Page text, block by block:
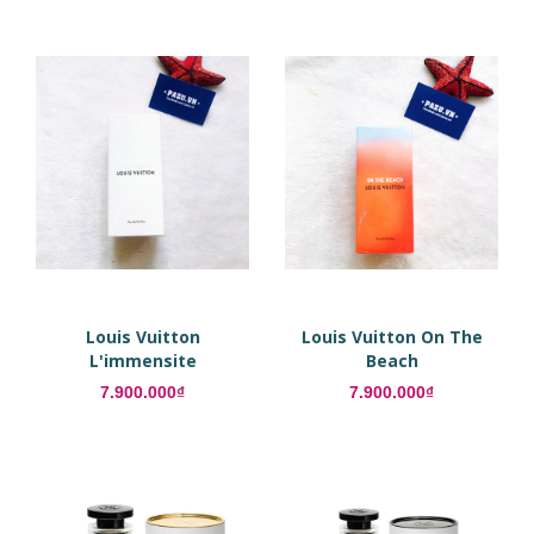
Louis Vuitton
L'immensite
7.900.000₫
Louis Vuitton On The
Beach
7.900.000₫